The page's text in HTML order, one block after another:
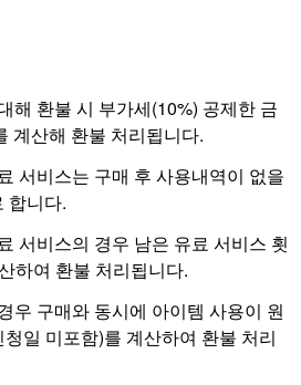
해 환불 시 부가세(10%) 공제한 금
계산해 환불 처리됩니다.
서비스는 구매 후 사용내역이 없을
합니다.
서비스의 경우 남은 유료 서비스 횟
하여 환불 처리됩니다.
우 구매와 동시에 아이템 사용이 원
일 미포함)를 계산하여 환불 처리